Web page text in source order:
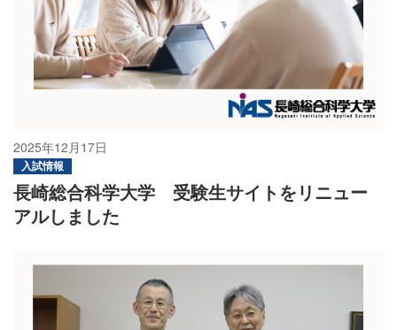
2025年12月17日
入試情報
長崎総合科学大学 受験生サイトをリニュー
アルしました